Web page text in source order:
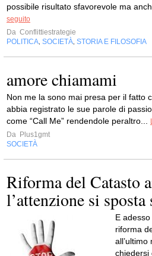
possibile risultato sfavorevole ma
seguito
Da Conflittiestrategie
POLITICA SOCIETÀ STORIA E FILOSOFIA
amore chiamami
Non me la sono mai presa per il fatto
abbia registrato le sue parole di
come “Call Me” rendendole peraltro...
Da Plus1gmt
SOCIETÀ
Riforma del Catasto
l’attenzione si
E
riforma
chiedersi